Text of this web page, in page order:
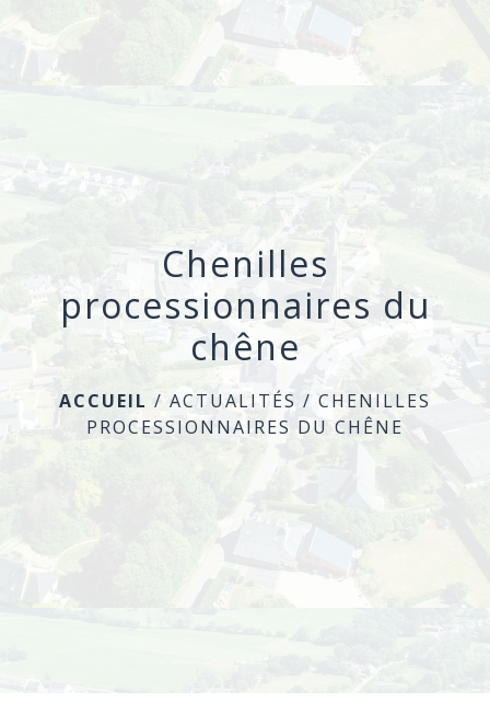
Chenilles
processionnaires du
chêne
ACCUEIL / ACTUALITÉS / CHENILLES
PROCESSIONNAIRES DU CHÊNE